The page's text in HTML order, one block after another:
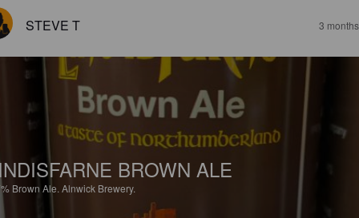
STEVE T 3
BROWN ALE
Brown Ale. Alnwick Brewery.